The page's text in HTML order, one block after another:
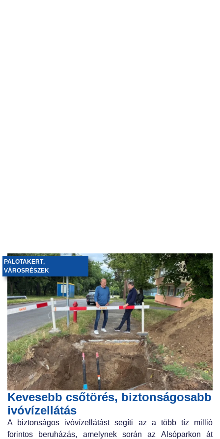
Kevesebb csőtörés, biztonságosabb
ivóvízellátás
PALOTAKERT,
VÁROSRÉSZEK
A biztonságos ivóvízellátást segíti az a több tíz millió
forintos beruházás, amelynek során az Alsóparkon át